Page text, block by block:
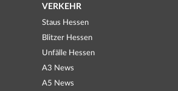
VERKEHR
Staus Hessen
Blitzer Hessen
Unfälle Hessen
A3 News
A5 News